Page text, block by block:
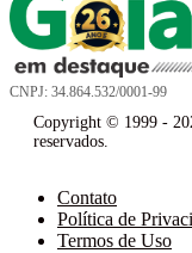
CNPJ: 34.864.532/0001-99
Copyright © 1999 -
reservados.
Contato
Política de
Termos de Uso